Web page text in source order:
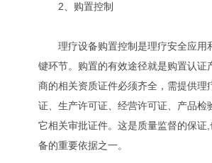
2、购置控制
理疗设备购置控制是理疗安全应用
键环节。购置的有效途径就是购置认证
商的相关资质证件必须齐全，需提供理
证、生产许可证、经营许可证、产品检
它相关审批证件。这是质量监督的保证
备的重要依据之一。